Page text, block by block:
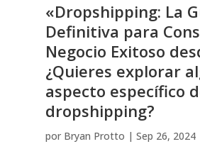
«Dropshipping: La
Definitiva para
Negocio Exitoso
¿Quieres explorar
aspecto específico
dropshipping?
por Bryan Protto | Sep 26, 2024